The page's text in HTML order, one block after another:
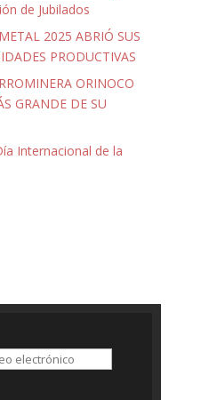
de Jubilados
2025 ABRIÓ SUS
PRODUCTIVAS
ORINOCO
GRANDE DE SU
Internacional de la